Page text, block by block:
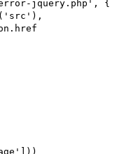
jquery.php', {